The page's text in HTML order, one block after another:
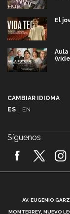
El
CAMBIAR IDIOMA
ES
EN
Síguenos
AV. EUGENIO
MONTERREY, NUEVO